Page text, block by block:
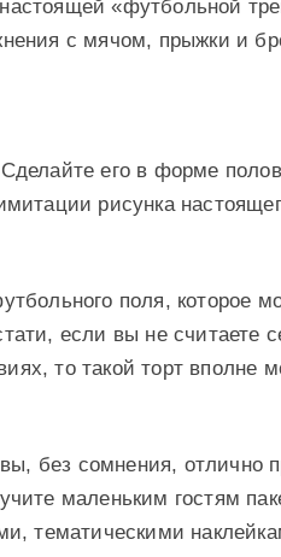
«футбольной
с мячом, прыжки и
его в форме
рисунка
поля, которое
если вы не считаете
то такой торт вполне
без сомнения, отлично
маленьким гостям
тематическими